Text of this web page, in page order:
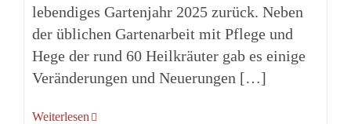
lebendiges Gartenjahr 2025 zurück. Neben
der üblichen Gartenarbeit mit Pflege und
Hege der rund 60 Heilkräuter gab es einige
Veränderungen und Neuerungen […]
Weiterlesen